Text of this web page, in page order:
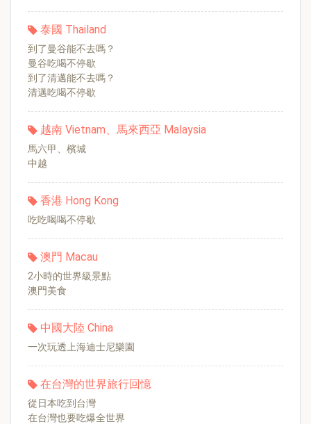
泰國 Thailand
到了曼谷能不去嗎？
曼谷吃喝不停歇
到了清邁能不去嗎？
清邁吃喝不停歇
越南 Vietnam、馬來西亞 Malaysia
馬六甲、檳城
中越
香港 Hong Kong
吃吃喝喝不停歇
澳門 Macau
2小時的世界級景點
澳門美食
中國大陸 China
一次玩透上海迪士尼樂園
在台灣的世界旅行回憶
從日本吃到台灣
在台灣也要吃爆全世界